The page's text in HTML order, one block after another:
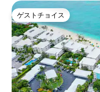
ゲストチョイス
ゲストチョイス